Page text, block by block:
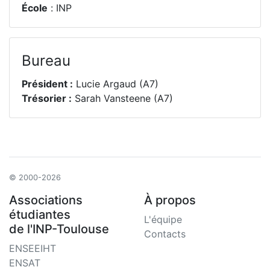
École : INP
Bureau
Président : Lucie Argaud (A7)
Trésorier : Sarah Vansteene (A7)
© 2000-2026
Associations
étudiantes
de l'INP-Toulouse
ENSEEIHT
ENSAT
À propos
L'équipe
Contacts